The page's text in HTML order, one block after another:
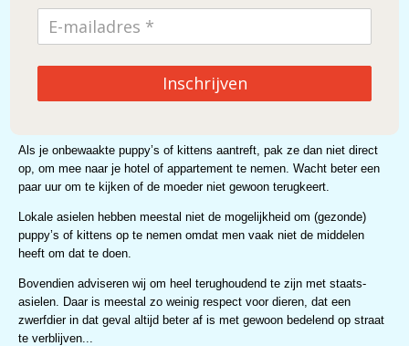
Neem nooit een puppy of kitten weg van zijn zogende moeder, zelfs
als het lijkt dat het al kan staan en lekker aan het rondhuppelen is.
Melk van de zogende moeder is meestal de enige manier voor de
puppy’s en kittens om weerstand op te bouwen tegen de vele ziekten
Als je onbewaakte puppy’s of kittens aantreft, pak ze dan niet direct
op, om mee naar je hotel of appartement te nemen. Wacht beter een
paar uur om te kijken of de moeder niet gewoon terugkeert.
Lokale asielen hebben meestal niet de mogelijkheid om (gezonde)
puppy’s of kittens op te nemen omdat men vaak niet de middelen
heeft om dat te doen.
Bovendien adviseren wij om heel terughoudend te zijn met staats-
asielen. Daar is meestal zo weinig respect voor dieren, dat een
zwerfdier in dat geval altijd beter af is met gewoon bedelend op straat
te verblijven...
Inschrijven